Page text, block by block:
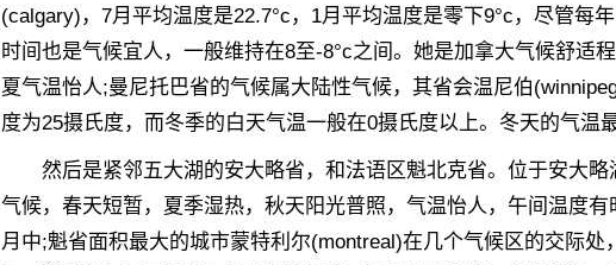
(calgary)，7月平均温度是22.7°c，1月平均温度是零下9°c，尽管每
时间也是气候宜人，一般维持在8至-8°c之间。她是加拿大气候舒适
夏气温怡人;曼尼托巴省的气候属大陆性气候，其省会温尼伯
度为25摄氏度，而冬季的白天气温一般在0摄氏度以上。冬天的气温
然后是紧邻五大湖的安大略省，和法语区魁北克省。位于安大略
气候，春天短暂，夏季湿热，秋天阳光普照，气温怡人，午间温度
月中;魁省面积最大的城市蒙特利尔(montreal)在几个气候区的交际